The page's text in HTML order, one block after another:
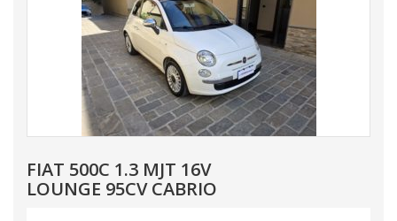
FIAT 500C 1.3 MJT 16V
LOUNGE 95CV CABRIO